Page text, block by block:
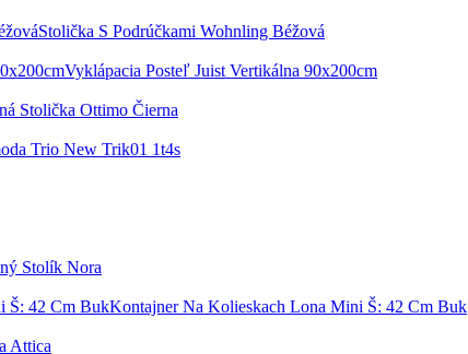
Stolička S Podrúčkami Wohnling Béžová
Vyklápacia Posteľ Juist Vertikálna 90x200cm
Stolička Ottimo Čierna
Trio New Trik01 1t4s
Stolík Nora
Kontajner Na Kolieskach Lona Mini Š: 42 Cm Buk
Attica